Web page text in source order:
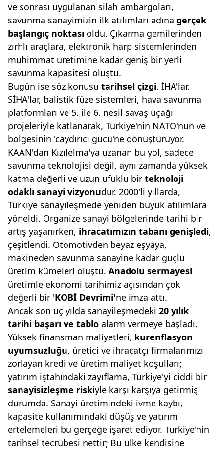
ve sonrası uygulanan silah ambargoları,
savunma sanayimizin ilk atılımları adına gerçek
başlangıç noktası oldu. Çıkarma gemilerinden
zırhlı araçlara, elektronik harp sistemlerinden
mühimmat üretimine kadar geniş bir yerli
savunma kapasitesi oluştu.
Bugün ise söz konusu tarihsel çizgi, İHA'lar,
SİHA'lar, balistik füze sistemleri, hava savunma
platformları ve 5. ile 6. nesil savaş uçağı
projeleriyle katlanarak, Türkiye'nin NATO'nun ve
bölgesinin 'caydırıcı gücü'ne dönüştürüyor.
KAAN'dan Kızılelma'ya uzanan bu yol, sadece
savunma teknolojisi değil, aynı zamanda yüksek
katma değerli ve uzun ufuklu bir teknoloji
odaklı sanayi vizyonudur. 2000'li yıllarda,
Türkiye sanayileşmede yeniden büyük atılımlara
yöneldi. Organize sanayi bölgelerinde tarihi bir
artış yaşanırken, ihracatımızın tabanı genişledi,
çeşitlendi. Otomotivden beyaz eşyaya,
makineden savunma sanayine kadar güçlü
üretim kümeleri oluştu. Anadolu sermayesi
üretimle ekonomi tarihimiz açısından çok
değerli bir 'KOBİ Devrimi'ne imza attı.
Ancak son üç yılda sanayileşmedeki 20 yılık
tarihi başarı ve tablo alarm vermeye başladı.
Yüksek finansman maliyetleri, kurenflasyon
uyumsuzluğu, üretici ve ihracatçı firmalarımızı
zorlayan kredi ve üretim maliyet koşulları;
yatırım iştahındaki zayıflama, Türkiye'yi ciddi bir
sanayisizleşme riskiyle karşı karşıya getirmiş
durumda. Sanayi üretimindeki ivme kaybı,
kapasite kullanımındaki düşüş ve yatırım
ertelemeleri bu gerçeğe işaret ediyor. Türkiye'nin
tarihsel tecrübesi nettir; Bu ülke kendisine